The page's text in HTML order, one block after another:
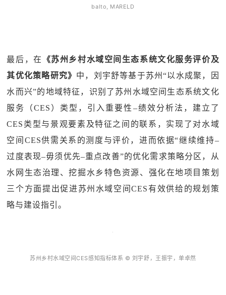
balto, MARELD
最后，在
《苏州乡村水域空间生态系统文化服务评价及
其优化策略研究》 中，刘宇舒等基于苏州“以水成聚，因
水而兴”的地域特征，识别了苏州水域空间生态系统文化
服务（CES）类型，引入重要性–绩效分析法，建立了
CES类型与景观要素及特征之间的联系，实现了对水域
空间CES供需关系的测度与评价，进而依据“继续维持–
过度表现–毋须优先–重点改善”的优化需求策略分区，从
水网生态治理、挖掘水乡特色资源、强化在地项目策划
三个方面提出促进苏州水域空间CES有效供给的规划策
略与建设指引。
苏州乡村水域空间CES感知指标体系 © 刘宇舒，王振宇，单卓然